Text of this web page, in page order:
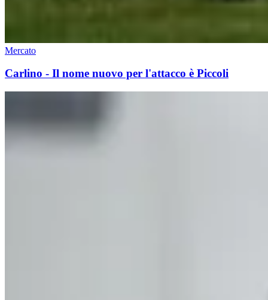
Mercato
Carlino - Il nome nuovo per l'attacco è Piccoli